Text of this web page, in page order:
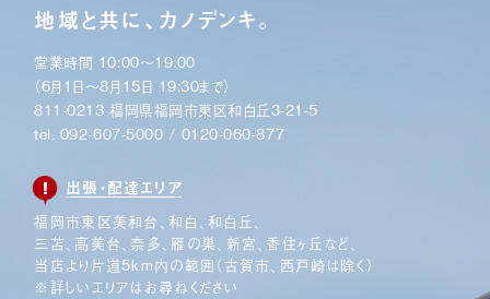
地域と共に、カノデンキ。
営業時間 10:00〜19:00
（6月1日〜8月15日 19:30まで）
811-0213 福岡県福岡市東区和白丘3-21-5
tel. 092-607-5000 / 0120-060-877
出張・配達エリア
福岡市東区美和台、和白、和白丘、
三苫、高美台、奈多、 雁の巣、新宮、香住ヶ丘など、
当店より片道5km内の範囲 （古賀市、西戸崎は除く）
※詳しいエリアはお尋ねください